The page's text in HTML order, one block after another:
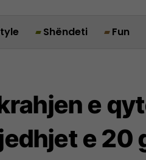
Shëndeti Fun
e
e 20